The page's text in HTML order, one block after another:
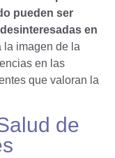
pueden ser
en
la imagen de la
en las
que valoran la
de